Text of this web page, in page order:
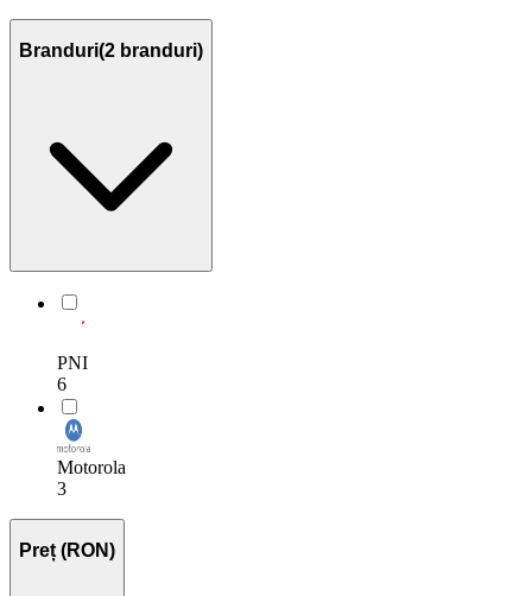
Branduri(2 branduri)
PNI
6
Motorola
3
Preț (RON)